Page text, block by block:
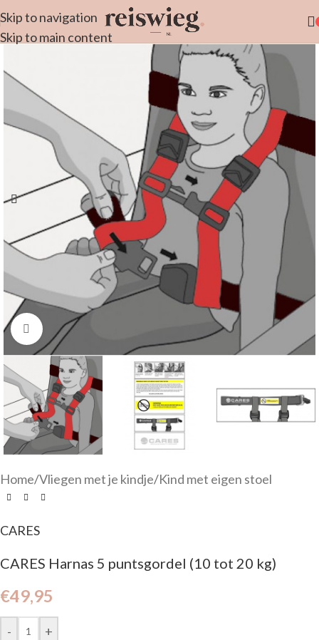
Skip to navigation
Skip to main content
Click to enlarge
Home/Vliegen met je kindje/Kind met eigen stoel
CARES
CARES Harnas 5 puntsgordel (10 tot 20 kg)
€49,95
- +